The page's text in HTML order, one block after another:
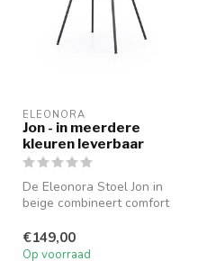
ELEONORA
Jon - in meerdere
kleuren leverbaar
De Eleonora Stoel Jon in
beige combineert comfort
ide...
€149,00
Op voorraad